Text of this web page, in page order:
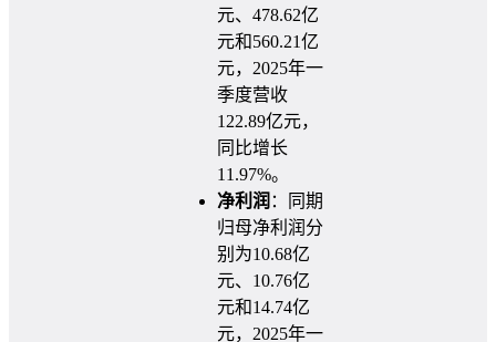
元、478.62亿
元和560.21亿
元，2025年一
季度营收
122.89亿元，
同比增长
11.97%。
净利润 ：同期
归母净利润分
别为10.68亿
元、10.76亿
元和14.74亿
元，2025年一